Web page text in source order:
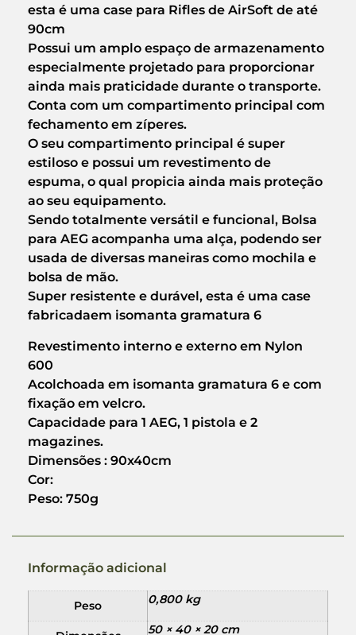
esta é uma case para Rifles de AirSoft de até
90cm
Possui um amplo espaço de armazenamento
especialmente projetado para proporcionar
ainda mais praticidade durante o transporte.
Conta com um compartimento principal com
fechamento em zíperes.
O seu compartimento principal é super
estiloso e possui um revestimento de
espuma, o qual propicia ainda mais proteção
ao seu equipamento.
Sendo totalmente versátil e funcional, Bolsa
para AEG acompanha uma alça, podendo ser
usada de diversas maneiras como mochila e
bolsa de mão.
Super resistente e durável, esta é uma case
fabricadaem isomanta gramatura 6
Revestimento interno e externo em Nylon
600
Acolchoada em isomanta gramatura 6 e com
fixação em velcro.
Capacidade para 1 AEG, 1 pistola e 2
magazines.
Dimensões : 90x40cm
Cor:
Peso: 750g
Informação adicional
Peso 0,800 kg
50 × 40 × 20 cm